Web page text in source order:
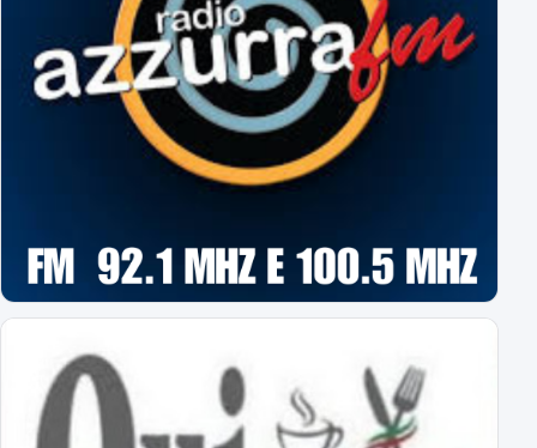
Risoluzione contrattuale con Alberti
Acquisti/Cessioni "Sessione Estiva 2026/2027"
tutte le operazioni degli azzurri
Il Novara è atteso dal quarto impegno estivo
Mercoledì a Chiavari. Tra amichevoli e mercato...
Orari Biglietteria "Silvio Piola"
Per poter sottoscrivere gli abbonamenti
L'Editoriale Azzurro
Espugnato Bogliasco: Sampdoria 1 - Novara 2
terzo successo estivo per gli azzurri di Birindelli